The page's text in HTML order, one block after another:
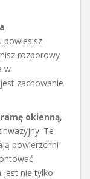
powiesisz
rozporowy
w
zachowanie
okienną,
Te
powierzchni
jest nie tylko